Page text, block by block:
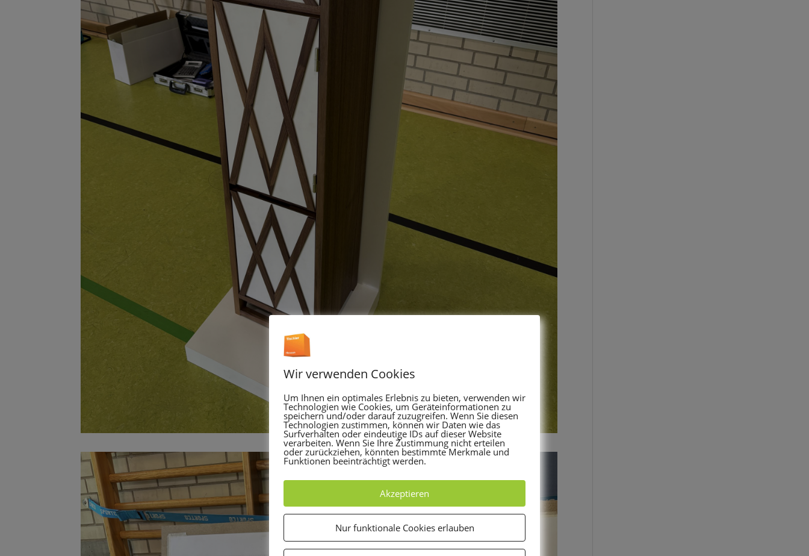
Wir verwenden Cookies
Um Ihnen ein optimales Erlebnis zu bieten, verwenden wir
Technologien wie Cookies, um Geräteinformationen zu
speichern und/oder darauf zuzugreifen. Wenn Sie diesen
Technologien zustimmen, können wir Daten wie das
Surfverhalten oder eindeutige IDs auf dieser Website
verarbeiten. Wenn Sie Ihre Zustimmung nicht erteilen
oder zurückziehen, könnten bestimmte Merkmale und
Funktionen beeinträchtigt werden.
Akzeptieren
Nur funktionale Cookies erlauben